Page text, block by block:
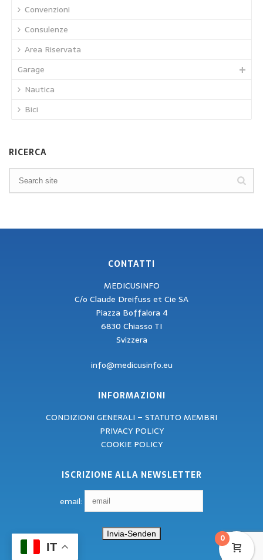
Convenzioni
Consulenze
Area Riservata
Garage
Nautica
Bici
RICERCA
CONTATTI
MEDICUSINFO
C/o Claude Dreifuss et Cie SA
Piazza Boffalora 4
6830 Chiasso TI
Svizzera
info@medicusinfo.eu
INFORMAZIONI
CONDIZIONI GENERALI – STATUTO MEMBRI
PRIVACY POLICY
COOKIE POLICY
ISCRIZIONE ALLA NEWSLETTER
email:
0
IT